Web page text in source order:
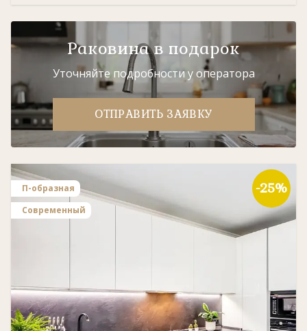
Раковина в подарок
Уточняйте подробности у оператора
ОТПРАВИТЬ ЗАЯВКУ
-25%
П-образная
Современный